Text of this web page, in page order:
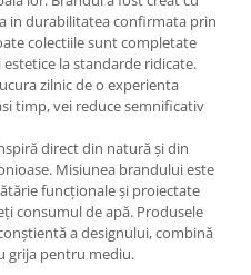
in durabilitatea confirmata prin
colectiile sunt completate
la standarde ridicate.
zilnic de o experienta
timp, vei reduce semnificativ
direct din natură și din
Misiunea brandului este
funcționale și proiectate
consumul de apă. Produsele
a designului, combină
grija pentru mediu.